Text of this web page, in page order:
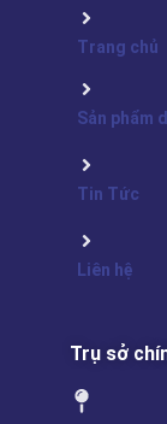
Trang chủ
Sản phẩm
Tin Tức
Liên hệ
Trụ sở